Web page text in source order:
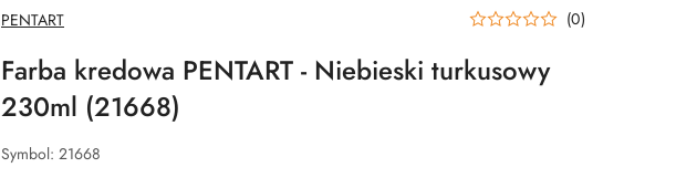
NAZWA
PRODUCENTA:
PENTART (0)
Farba kredowa PENTART - Niebieski turkusowy
230ml (21668)
Symbol: 21668